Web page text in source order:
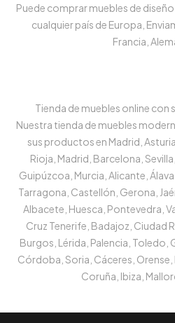
Puede comprar muebles de
cualquier país de Europa,
Francia,
Tienda de muebles online con
Nuestra tienda de muebles
sus productos en Madrid,
Rioja, Madrid, Barcelona,
Guipúzcoa, Murcia, Alicante,
Tarragona, Castellón, Gerona,
Albacete, Huesca, Pontevedra,
Cruz Tenerife, Badajoz, Ciudad
Burgos, Lérida, Palencia, Toledo,
Córdoba, Soria, Cáceres, Orense,
Coruña, Ibiza,